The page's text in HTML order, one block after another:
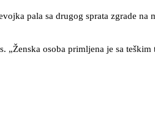
pala sa drugog sprata zgrade
osoba primljena je sa